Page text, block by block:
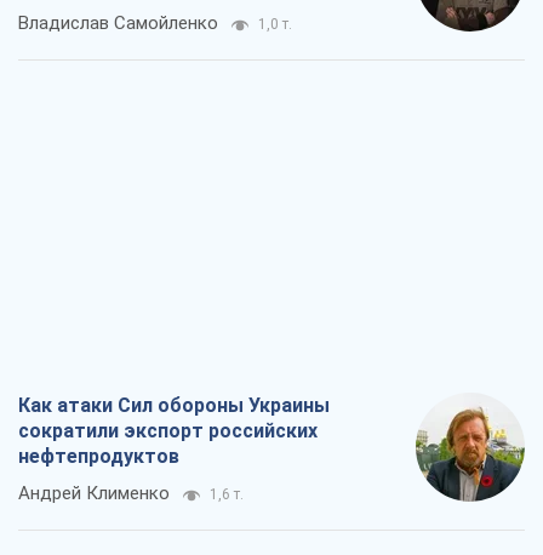
Владислав Самойленко 1,0 т.
Как атаки Сил обороны Украины
сократили экспорт российских
нефтепродуктов
Андрей Клименко 1,6 т.